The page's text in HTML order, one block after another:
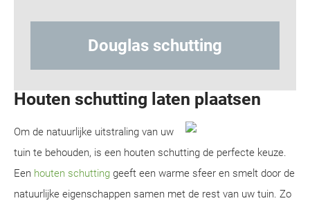
Hout-
Houten schutting laten plaatsen
Om de natuurlijke uitstraling van uw
tuin te behouden, is een houten schutting de perfecte keuze.
Een houten schutting geeft een warme sfeer en smelt door de
natuurlijke eigenschappen samen met de rest van uw tuin. Zo